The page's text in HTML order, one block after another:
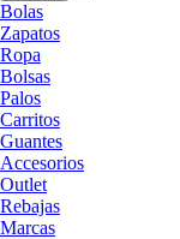
Bolas
Zapatos
Ropa
Bolsas
Palos
Carritos
Guantes
Accesorios
Outlet
Rebajas
Marcas